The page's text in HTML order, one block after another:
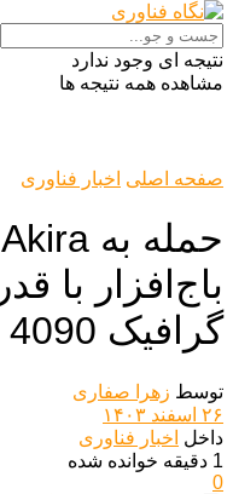
نتیجه ای وجود ندارد
مشاهده همه نتیجه ها
صفحه اصلی اخبار فناوری
گرافیک RTX 4090
توسط زهرا صفاری
۲۶ اسفند ۱۴۰۳
داخل اخبار فناوری
1 دقیقه خوانده شده
0